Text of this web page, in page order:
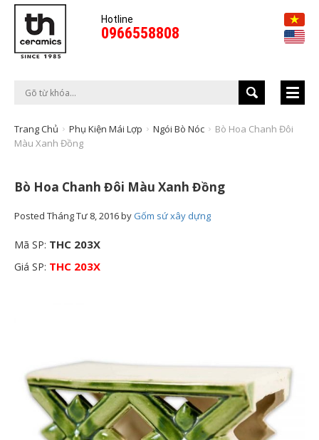
Hotline
0966558808
Trang Chủ Phụ Kiện Mái Lợp Ngói Bò Nóc
Bò Hoa Chanh Đôi
Màu Xanh Đồng
Bò Hoa Chanh Đôi Màu Xanh Đồng
Posted Tháng Tư 8, 2016byGốm sứ xây dựng
Mã SP: THC 203X
Giá SP: THC 203X